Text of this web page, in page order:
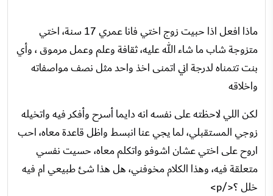
ماذا افعل اذا حبيت زوج اختي فانا عمري 17 سنة، اختي
متزوجة شاب ما شاء الله عليه، ثقافة وعلم وعمل مرموق ، وأي
بنت تتمناه لدرجة اني اتمنى اخذ واحد مثل نصف مواصفاته
واخلاقه
لكن اللي لاحظته على نفسه انه دايما أسرح وأفكر فيه واتخيله
زوجي المستقبلي، لما يجي عنا انبسط واظل قاعدة معاه، احب
اروح على اختي عشان اشوفو واتكلم معاه، حسيت نفسي
متعلقة فيه، وهذا الكلام مخوفني، هل هذا شئ طبيعي ام فيه
خلل ؟</p>